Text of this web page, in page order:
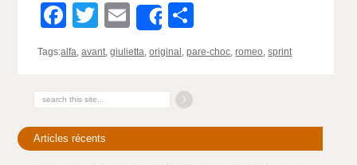
Facebook
Twitter
EmailShare
Tags:alfa,avant,giulietta,original ,pare-choc,romeo,sprint
Articles récents